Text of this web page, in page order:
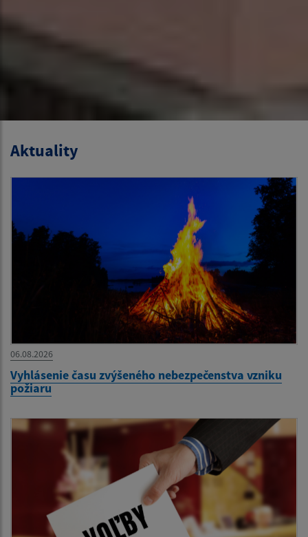
Aktuality
06.08.2026
Vyhlásenie času zvýšeného nebezpečenstva vzniku
požiaru